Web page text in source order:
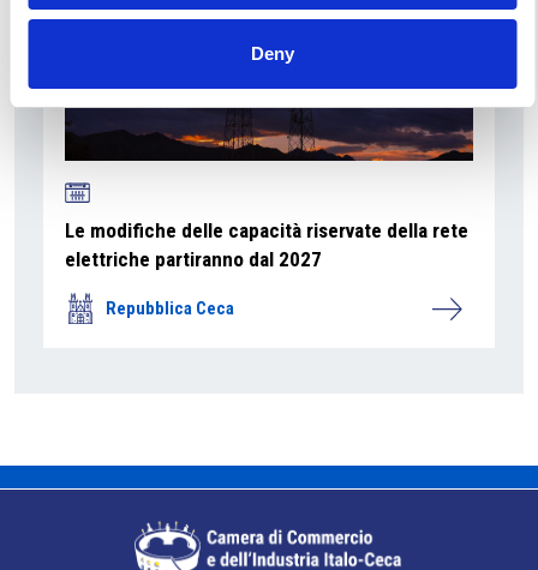
Deny
Le modifiche delle capacità riservate della rete
elettriche partiranno dal 2027
Repubblica Ceca